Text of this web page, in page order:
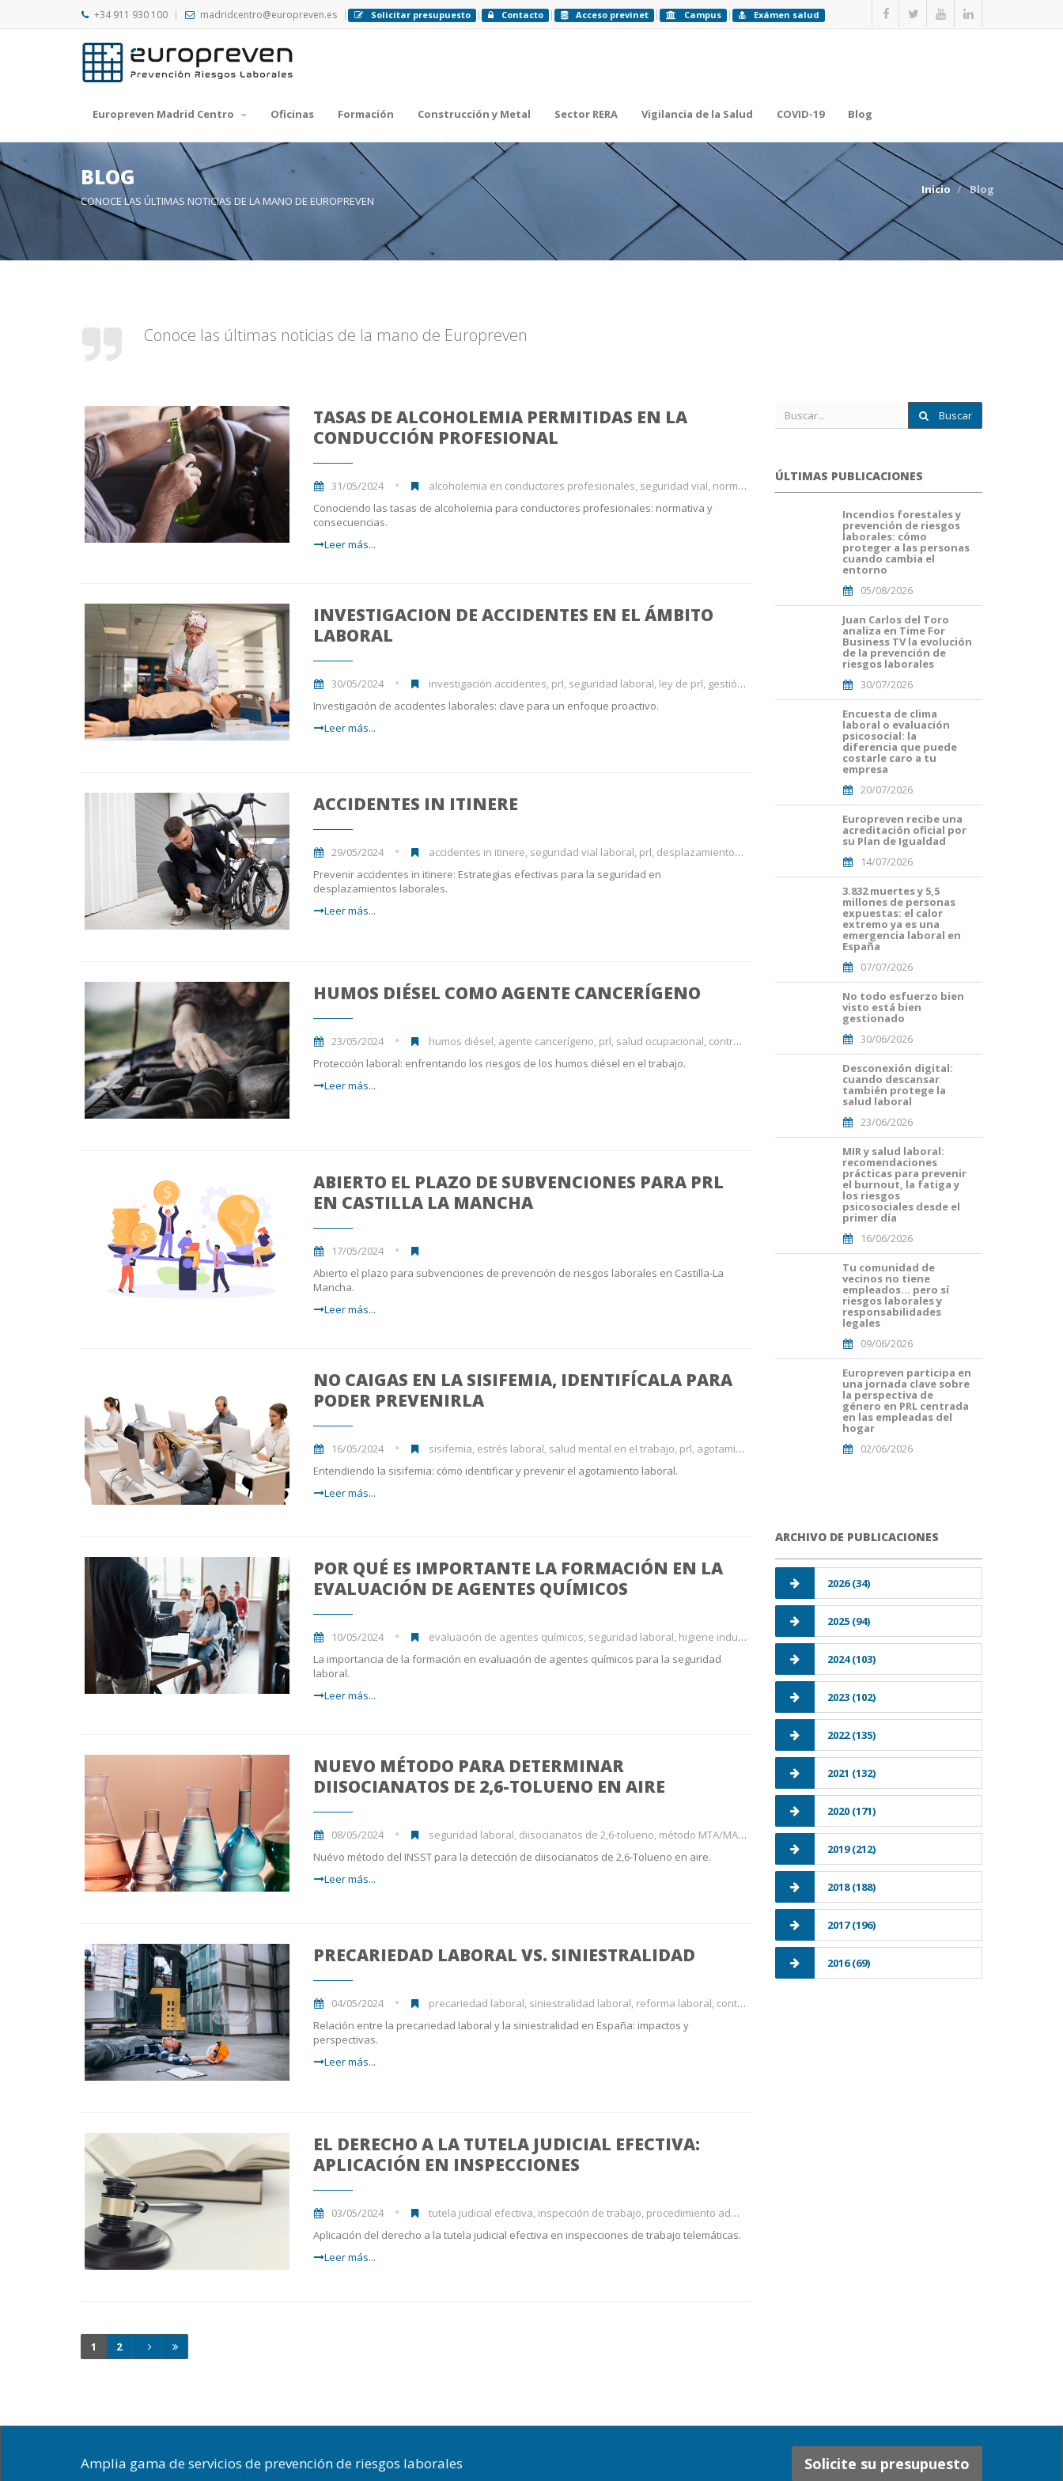
+34 911 930 100 madridcentro@europreven.es Solicitar presupuesto Contacto Acceso previnet Campus Exámen salud
Europreven Madrid Centro Oficinas Formación Construcción y Metal Sector RERA Vigilancia de la Salud COVID-19 Blog
BLOG
CONOCE LAS ÚLTIMAS NOTICIAS DE LA MANO DE EUROPREVEN
Inicio Blog
Conoce las últimas noticias de la mano de Europreven
TASAS DE ALCOHOLEMIA PERMITIDAS EN LA
CONDUCCIÓN PROFESIONAL
31/05/2024
alcoholemia en conductores profesionales, seguridad vial, normativa de tráf
Conociendo las tasas de alcoholemia para conductores profesionales: normativa y
consecuencias.
Leer más...
INVESTIGACION DE ACCIDENTES EN EL ÁMBITO
LABORAL
30/05/2024
investigación accidentes, prl, seguridad laboral, ley de prl, gestión de la
Investigación de accidentes laborales: clave para un enfoque proactivo.
Leer más...
ACCIDENTES IN ITINERE
29/05/2024
accidentes in itinere, seguridad vial laboral, prl, desplazamientos, normat
Prevenir accidentes in itinere: Estrategias efectivas para la seguridad en
desplazamientos laborales.
Leer más...
HUMOS DIÉSEL COMO AGENTE CANCERÍGENO
23/05/2024
humos diésel, agente cancerígeno, prl, salud ocupacional, control exposició
Protección laboral: enfrentando los riesgos de los humos diésel en el trabajo.
Leer más...
ABIERTO EL PLAZO DE SUBVENCIONES PARA PRL
EN CASTILLA LA MANCHA
17/05/2024
Abierto el plazo para subvenciones de prevención de riesgos laborales en Castilla-La
Mancha.
Leer más...
NO CAIGAS EN LA SISIFEMIA, IDENTIFÍCALA PARA
PODER PREVENIRLA
16/05/2024
sisifemia, estrés laboral, salud mental en el trabajo, prl, agotamiento lab
Entendiendo la sisifemia: cómo identificar y prevenir el agotamiento laboral.
Leer más...
POR QUÉ ES IMPORTANTE LA FORMACIÓN EN LA
EVALUACIÓN DE AGENTES QUÍMICOS
10/05/2024
evaluación de agentes químicos, seguridad laboral, higiene industrial, form
La importancia de la formación en evaluación de agentes químicos para la seguridad
laboral.
Leer más...
NUEVO MÉTODO PARA DETERMINAR
DIISOCIANATOS DE 2,6-TOLUENO EN AIRE
08/05/2024
seguridad laboral, diisocianatos de 2,6-tolueno, método MTA/MA-067/A24, prl
Nuévo método del INSST para la detección de diisocianatos de 2,6-Tolueno en aire.
Leer más...
PRECARIEDAD LABORAL VS. SINIESTRALIDAD
04/05/2024
precariedad laboral, siniestralidad laboral, reforma laboral, contratos tem
Relación entre la precariedad laboral y la siniestralidad en España: impactos y
perspectivas.
Leer más...
EL DERECHO A LA TUTELA JUDICIAL EFECTIVA:
APLICACIÓN EN INSPECCIONES
03/05/2024
tutela judicial efectiva, inspección de trabajo, procedimiento administrati
Aplicación del derecho a la tutela judicial efectiva en inspecciones de trabajo telemáticas.
Leer más...
Buscar
ÚLTIMAS PUBLICACIONES
Incendios forestales y
prevención de riesgos
laborales: cómo
proteger a las personas
cuando cambia el
entorno
05/08/2026
Juan Carlos del Toro
analiza en Time For
Business TV la evolución
de la prevención de
riesgos laborales
30/07/2026
Encuesta de clima
laboral o evaluación
psicosocial: la
diferencia que puede
costarle caro a tu
empresa
20/07/2026
(50).png
Europreven recibe una
acreditación oficial por
su Plan de Igualdad
14/07/2026
3.832 muertes y 5,5
millones de personas
expuestas: el calor
extremo ya es una
emergencia laboral en
España
07/07/2026
(33).png
No todo esfuerzo bien
visto está bien
gestionado
30/06/2026
Desconexión digital:
cuando descansar
también protege la
salud laboral
23/06/2026
MIR y salud laboral:
recomendaciones
prácticas para prevenir
el burnout, la fatiga y
los riesgos
psicosociales desde el
primer día
16/06/2026
Tu comunidad de
vecinos no tiene
empleados… pero sí
riesgos laborales y
responsabilidades
legales
09/06/2026
Europreven participa en
una jornada clave sobre
la perspectiva de
género en PRL centrada
en las empleadas del
hogar
02/06/2026
ARCHIVO DE PUBLICACIONES
2026 (34)
2025 (94)
2024 (103)
2023 (102)
2022 (135)
2021 (132)
2020 (171)
2019 (212)
2018 (188)
2017 (196)
2016 (69)
1 2
Amplia gama de servicios de prevención de riesgos laborales Solicite su presupuesto